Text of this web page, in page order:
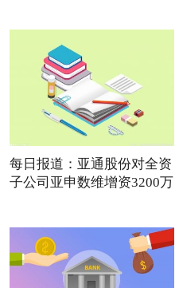
每日报道：亚通股份对全资
子公司亚申数维增资3200万